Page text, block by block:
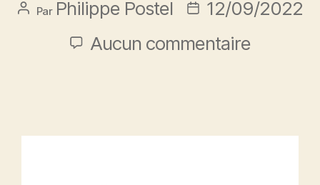
Par Philippe Postel
12/09/2022
Aucun commentaire